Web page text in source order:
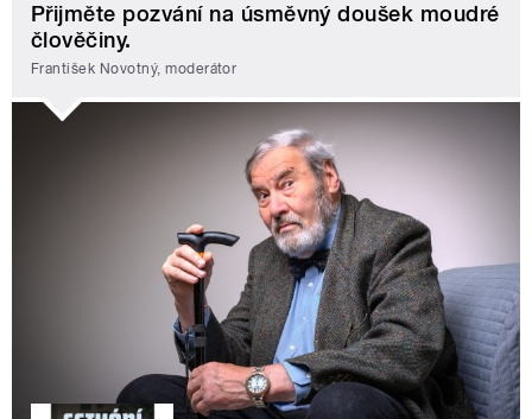
Přijměte pozvání na úsměvný doušek moudré
člověčiny.
František Novotný, moderátor